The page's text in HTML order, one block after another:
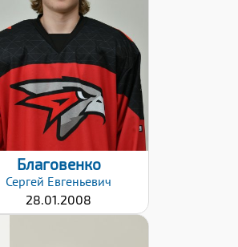
Хват клюшки:
Левый
Разряд:
1юн
Дата заявки:
06.09.2024
Благовенко
Сергей Евгеньевич
28.01.2008